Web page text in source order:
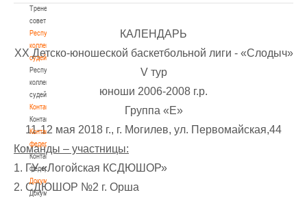
Тренерский
совет
Республиканская
коллегия
судей
Республиканская
коллегия
судей
Контакты
Контакты
Контакты
федерации
Контакты
федерации
Документы
Документы
КАЛЕНДАРЬ
ХX Детско-юношеской баскетбольной лиги - «Слодыч»
V тур
юноши 2006-2008 г.р.
Группа «Е»
11-12 мая 2018 г., г. Могилев, ул. Первомайская,44
Команды – участницы:
1. ГУ «Логойская КСДЮШОР»
2. СДЮШОР №2 г. Орша